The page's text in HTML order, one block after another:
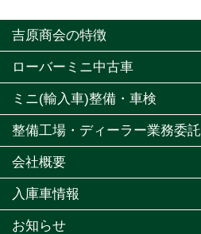
吉原商会の特徴
ローバーミニ中古車
ミニ(輸入車)整備・車検
整備工場・ディーラー業務委託
会社概要
入庫車情報
お知らせ